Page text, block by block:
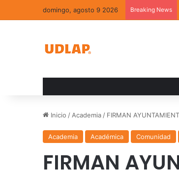
domingo, agosto 9 2026 Breaking News
Inicio / Academia / FIRMAN
Academia Académica Comunidad
FIRMAN